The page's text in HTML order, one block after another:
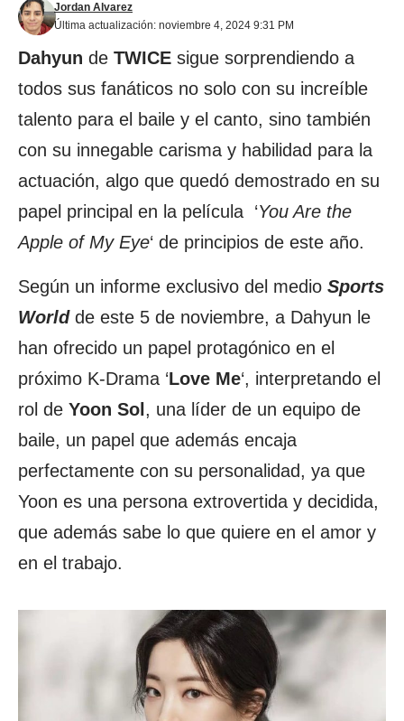
Última actualización: noviembre 4, 2024 9:31 PM
Jordan Alvarez
Dahyun de TWICE sigue sorprendiendo a
todos sus fanáticos no solo con su increíble
talento para el baile y el canto, sino también
con su innegable carisma y habilidad para la
actuación, algo que quedó demostrado en su
papel principal en la película ‘You Are the
Apple of My Eye‘ de principios de este año.
Según un informe exclusivo del medio Sports
World de este 5 de noviembre, a Dahyun le
han ofrecido un papel protagónico en el
próximo K-Drama ‘Love Me‘, interpretando el
rol de Yoon Sol , una líder de un equipo de
baile, un papel que además encaja
perfectamente con su personalidad, ya que
Yoon es una persona extrovertida y decidida,
que además sabe lo que quiere en el amor y
en el trabajo.